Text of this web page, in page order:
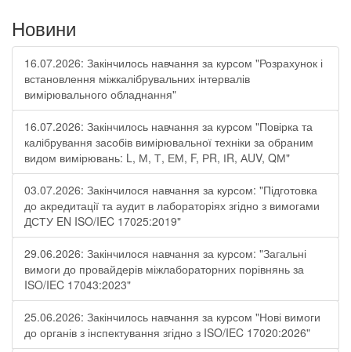
Новини
16.07.2026: Закінчилось навчання за курсом "Розрахунок і
встановлення міжкалібрувальних інтервалів
вимірювального обладнання"
16.07.2026: Закінчилось навчання за курсом "Повірка та
калібрування засобів вимірювальної техніки за обраним
видом вимірювань: L, М, Т, ЕМ, F, РR, ІR, АUV, QМ"
03.07.2026: Закінчилося навчання за курсом: "Підготовка
до акредитації та аудит в лабораторіях згідно з вимогами
ДСТУ EN ISO/IEC 17025:2019"
29.06.2026: Закінчилося навчання за курсом: "Загальні
вимоги до провайдерів міжлабораторних порівнянь за
ISO/IEC 17043:2023"
25.06.2026: Закінчилось навчання за курсом "Нові вимоги
до органів з інспектування згідно з ISO/IEC 17020:2026"